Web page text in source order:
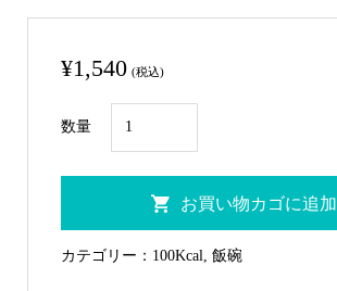
¥1,540 (税込)
数量
色
小
お買い物カゴに追加
カテゴリー： 100Kcal 飯碗